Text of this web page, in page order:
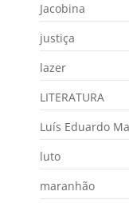
Jacobina
justiça
lazer
LITERATURA
Luís Eduardo
luto
maranhão